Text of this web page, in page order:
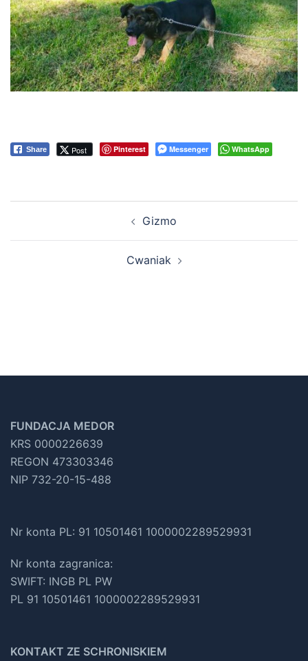
Share Post Pinterest Messenger WhatsApp
Gizmo
Cwaniak
FUNDACJA MEDOR
KRS 0000226639
REGON 473303346
NIP 732-20-15-488
Nr konta PL: 91 10501461 1000002289529931
Nr konta zagranica:
SWIFT: INGB PL PW
PL 91 10501461 1000002289529931
KONTAKT ZE SCHRONISKIEM